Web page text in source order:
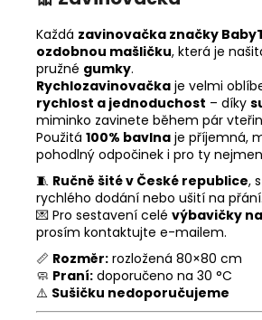
Každá zavinovačka značky
ozdobnou mašličku, která je
pružné gumky.
Rychlozavinovačka je velmi
rychlost a jednoduchost – díky
miminko zavinete během pár vteřin
Použitá 100% bavlna je příjemná,
pohodlný odpočinek i pro ty
🧵 Ručně šité v České republice,
rychlého dodání nebo ušití na přání.
💌 Pro sestavení celé výbavičky
prosím kontaktujte e-mailem.
📏 Rozměr: rozložená 80×80 cm
🧼 Praní: doporučeno na 30 °C
⚠️ Sušičku nedoporučujeme